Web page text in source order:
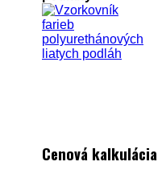
Cenová kalkulácia